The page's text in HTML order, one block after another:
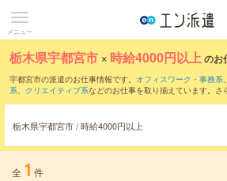
メニュー
栃木県宇都宮市 × 時給4000円以上のお
宇都宮市の派遣のお仕事情報です。 オフィスワーク・事務系、
系、 クリエイティブ系などのお仕事を取り揃えています。さ
栃木県宇都宮市 / 時給4000円以上
全 1 件